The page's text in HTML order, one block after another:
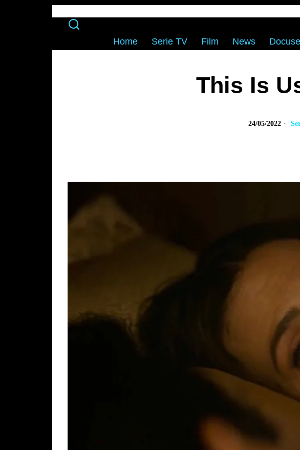
Home Serie TV Film News
This Is
24/05/2022